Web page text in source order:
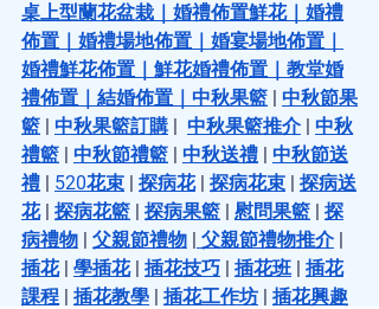
桌上型蘭花盆栽 ｜ 婚禮佈置鮮花｜ 婚禮
佈置 ｜ 婚禮場地佈置 ｜ 婚宴場地佈置 ｜
婚禮鮮花佈置 ｜ 鮮花婚禮佈置 ｜ 教堂婚
禮佈置 ｜ 結婚佈置 ｜ 中秋果籃 | 中秋節果
籃 | 中秋果籃訂購 | 中秋果籃推介 | 中秋
禮籃 | 中秋節禮籃 | 中秋送禮 | 中秋節送
禮 | 520花束 | 探病花 | 探病花束 | 探病送
花 | 探病花籃 | 探病果籃 | 慰問果籃 | 探
病禮物 | 父親節禮物 | 父親節禮物推介 |
插花 | 學插花 | 插花技巧 | 插花班 | 插花
課程 | 插花教學 | 插花工作坊 | 插花興趣